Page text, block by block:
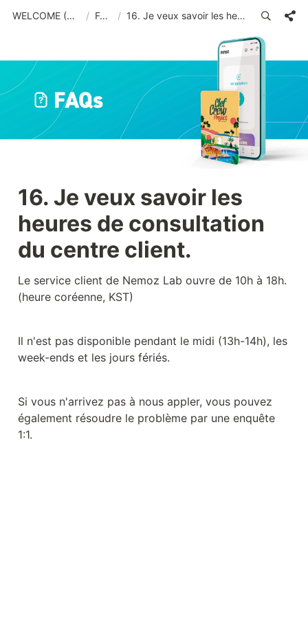
WELCOME (FRA)_old / FAQs / 16. Je veux savoir les heures de consultation du centre client.
16. Je veux savoir les
heures de consultation
du centre client.
Le service client de Nemoz Lab ouvre de 10h à 18h.
(heure coréenne, KST)
Il n'est pas disponible pendant le midi (13h-14h), les
week-ends et les jours fériés.
Si vous n'arrivez pas à nous appler, vous pouvez
également résoudre le problème par une enquête
1:1.